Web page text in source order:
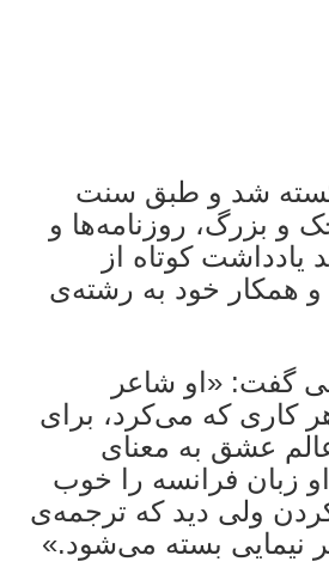
شد و طبق سنت
و بزرگ، روزنامه‌ها و
کوتاه از
همکار خود به رشته‌ی
گفت: «او شاعر
کاری که می‌کرد، برای
عشق به معنای
زبان فرانسه را خوب
ولی دید که ترجمه‌ی
نیمایی بسته می‌شود.»